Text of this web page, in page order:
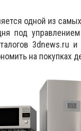
одной из
под
3dnews.ru
на покупках